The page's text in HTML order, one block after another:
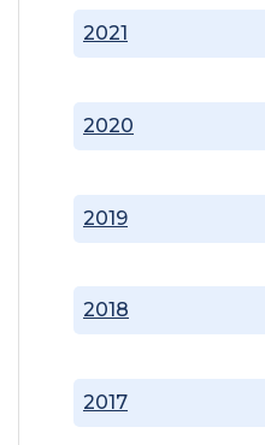
2017
2018
2019
2020
2021